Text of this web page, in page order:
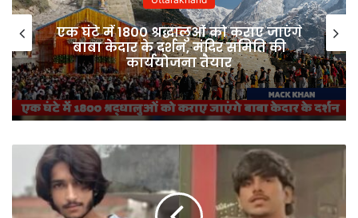
एक घंटे में 1800 श्रद्धालुओं को कराए जाएंगे
बाबा केदार के दर्शन, मंदिर समिति की
कार्ययोजना तैयार